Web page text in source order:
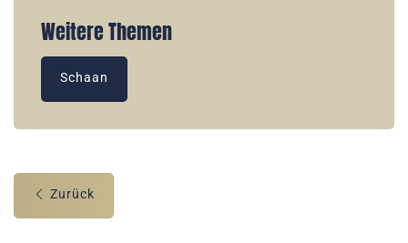
Weitere Themen
Schaan
Zurück